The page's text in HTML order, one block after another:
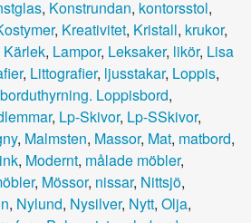
, Konstrundan, kontorsstol,
, Kreativitet, Kristall, krukor,
Kärlek, Lampor, Leksaker, likör, Lisa
, Littografier, ljusstakar, Loppis,
Loppisbord,
, Lp-Skivor, Lp-SSkivor,
, Malmsten, Massor, Mat, matbord,
, Modernt, målade möbler,
, Mössor, nissar, Nittsjö,
, Nylund, Nysilver, Nytt, Olja,